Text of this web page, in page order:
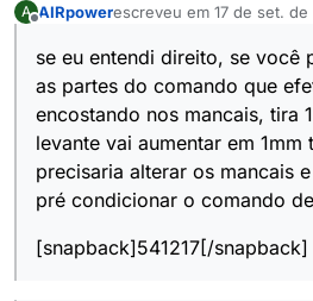
A AIRpowerescreveu em 17 de set.
última edição por
se eu entendi direito, se você
as partes do comando que
encostando nos mancais, tira
levante vai aumentar em
precisaria alterar os mancais
pré condicionar o comando
[snapback]541217[/snapback]